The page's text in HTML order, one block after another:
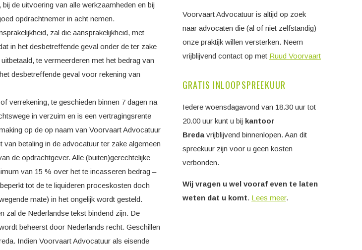
de uitvoering van alle werkzaamheden en bij
opdrachtnemer in acht nemen.
zal die aansprakelijkheid, met
in het desbetreffende geval onder de ter zake
te vermeerderen met het bedrag van
desbetreffende geval voor rekening van
verrekening, te geschieden binnen 7 dagen na
in verzuim en is een vertragingsrente
op de op naam van Voorvaart Advocatuur
betaling in de advocatuur ter zake algemeen
de opdrachtgever. Alle (buiten)gerechtelijke
van 15 % over het te incasseren bedrag –
tot de te liquideren proceskosten doch
mate) in het ongelijk wordt gesteld.
zal de Nederlandse tekst bindend zijn. De
beheerst door Nederlands recht. Geschillen
Indien Voorvaart Advocatuur als eisende
Voorvaart Advocatuur is altijd op zoek
naar advocaten die (al of niet zelfstandig)
onze praktijk willen versterken. Neem
vrijblijvend contact op met Ruud Voorvaart
GRATIS INLOOPSPREEKUUR
Iedere woensdagavond van 18.30 uur tot
20.00 uur kunt u bij kantoor
Breda vrijblijvend binnenlopen. Aan dit
spreekuur zijn voor u geen kosten
verbonden.
Wij vragen u wel vooraf even te laten
weten dat u komt. Lees meer.